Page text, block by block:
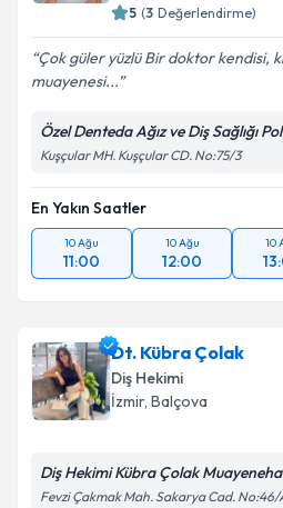
5 (3 Değerlendirme)
Çok güler yüzlü Bir doktor kendisi,
muayenesi...
Özel Denteda Ağız ve Diş Sağlığı
Kuşçular MH. Kuşçular CD. No:75/3
En Yakın Saatler
10 Ağu
11:00
10 Ağu
12:00
10
Dt. Kübra Çolak
Diş Hekimi
İzmir, Balçova
Diş Hekimi Kübra Çolak
Fevzi Çakmak Mah. Sakarya Cad. No:46/